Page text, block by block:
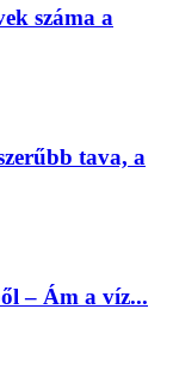
száma a
tava, a
– Ám a víz...